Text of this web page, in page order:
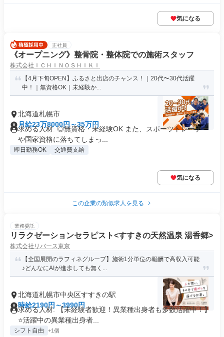
気になる
正社員
《オープニング》整骨院・整体院での施術スタッフ
株式会社ＩＣＨＩＮＯＳＨＩＫＩ
【4月下旬OPEN】ふるさと出店のチャンス！｜20代〜30代活躍
中！｜無資格OK｜未経験か...
北海道札幌市
月給23万8000円～35万円
求める人材: ◎無資格・未経験OK また、スポーツトレーナー
や国家資格に落ちてしまっ...
即日勤務OK 交通費支給
気になる
この企業の類似求人を見る
業務委託
リラクゼーションセラピスト<すすきの天然温泉 湯香郷>
株式会社リバース東京
【全国展開のラフィネグループ】施術1分単位の報酬で高収入可能
♪どんなにAIが進歩しても無く...
北海道札幌市中央区すすきの駅
時給2190円～3990円
求める人材: 【未経験者歓迎！異業種出身者も多数活躍中！】
⭐️活躍中の異業種出身者...
シフト自由 +1個